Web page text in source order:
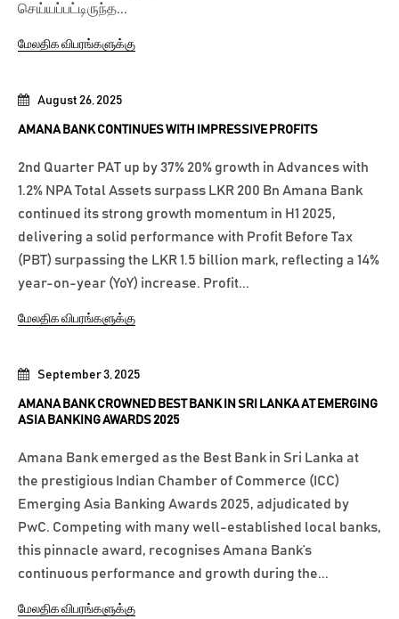
September 3, 2025
AMANA BANK CROWNED BEST BANK IN SRI LANKA AT EMERGING
ASIA BANKING AWARDS 2025
Amana Bank emerged as the Best Bank in Sri Lanka at
the prestigious Indian Chamber of Commerce (ICC)
Emerging Asia Banking Awards 2025, adjudicated by
PwC. Competing with many well-established local banks,
this pinnacle award, recognises Amana Bank’s
continuous performance and growth during the...
மேலதிக விபரங்களுக்கு
August 26, 2025
AMANA BANK CONTINUES WITH IMPRESSIVE PROFITS
2nd Quarter PAT up by 37% 20% growth in Advances with
1.2% NPA Total Assets surpass LKR 200 Bn Amana Bank
continued its strong growth momentum in H1 2025,
delivering a solid performance with Profit Before Tax
(PBT) surpassing the LKR 1.5 billion mark, reflecting a 14%
year-on-year (YoY) increase. Profit...
மேலதிக விபரங்களுக்கு
செய்யப்பட்டிருந்த...
மேலதிக விபரங்களுக்கு